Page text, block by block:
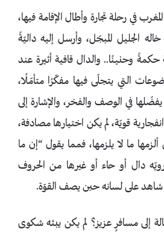
في رحلة تجارة وأطال الإقامة فيها،
الجليل المبجّل، وأرسل إليه داليّةً
حكمةً وحنينًا.. والدال قافية أثيرة عند
التي يتجلّى فيها مفكّرًا متأمّلًا،
في الوصف والفخر، والإشارة إلى
قويّة، لم يكن اختيارها مصادفة،
ألزمها ما لا يلزمها، فمما يقول “إن ما
دال أو حاء أو غيرها من الحروف
شاهد على لسانه حين يصف القوّة.
إلى مسافرٍ عزيز؟ لم يكن يبثه شكوى